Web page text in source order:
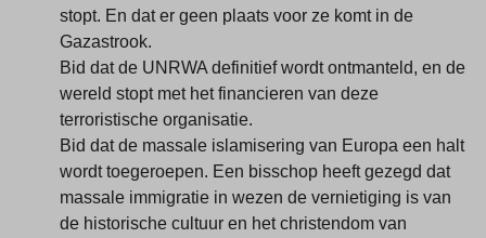
stopt. En dat er geen plaats voor ze komt in de
Gazastrook.
Bid dat de UNRWA definitief wordt ontmanteld, en de
wereld stopt met het financieren van deze
terroristische organisatie.
Bid dat de massale islamisering van Europa een halt
wordt toegeroepen. Een bisschop heeft gezegd dat
massale immigratie in wezen de vernietiging is van
de historische cultuur en het christendom van